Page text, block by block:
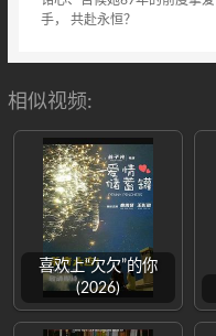
手， 共赴永恒？
相似视频:
喜欢上“欠欠”的你
(2026)